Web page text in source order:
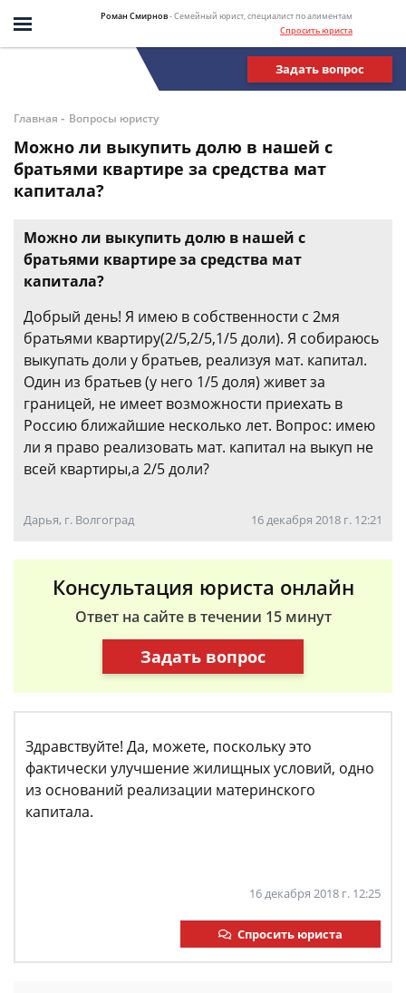
Роман Смирнов- Семейный юрист, специалист по алиментам
Спросить юриста
Задать вопрос
Главная - Вопросы юристу
Можно ли выкупить долю в нашей с
братьями квартире за средства мат
капитала?
Можно ли выкупить долю в нашей с
братьями квартире за средства мат
капитала?
Добрый день! Я имею в собственности с 2мя
братьями квартиру(2/5,2/5,1/5 доли). Я собираюсь
выкупать доли у братьев, реализуя мат. капитал.
Один из братьев (у него 1/5 доля) живет за
границей, не имеет возможности приехать в
Россию ближайшие несколько лет. Вопрос: имею
ли я право реализовать мат. капитал на выкуп не
всей квартиры,а 2/5 доли?
Дарья, г. Волгоград 16 декабря 2018 г. 12:21
Консультация юриста онлайн
Ответ на сайте в течении 15 минут
Задать вопрос
Здравствуйте! Да, можете, поскольку это
фактически улучшение жилищных условий, одно
из оснований реализации материнского
капитала.
16 декабря 2018 г. 12:25
Спросить юриста